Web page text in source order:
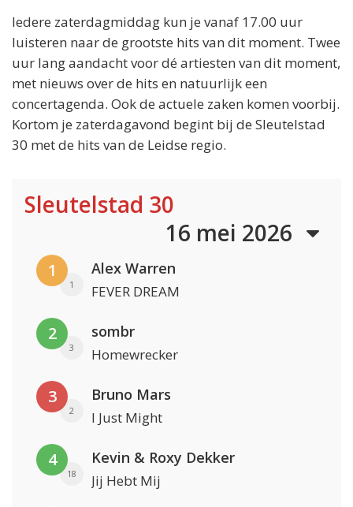
Iedere zaterdagmiddag kun je vanaf 17.00 uur
luisteren naar de grootste hits van dit moment. Twee
uur lang aandacht voor dé artiesten van dit moment,
met nieuws over de hits en natuurlijk een
concertagenda. Ook de actuele zaken komen voorbij.
Kortom je zaterdagavond begint bij de Sleutelstad
30 met de hits van de Leidse regio.
Sleutelstad 30
16 mei 2026
1
1
Alex Warren
FEVER DREAM
2
3
sombr
Homewrecker
3
2
Bruno Mars
I Just Might
4
18
Kevin & Roxy Dekker
Jij Hebt Mij